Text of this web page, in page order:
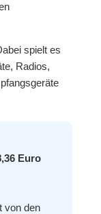
spielt es
Radios,
Euro
von den